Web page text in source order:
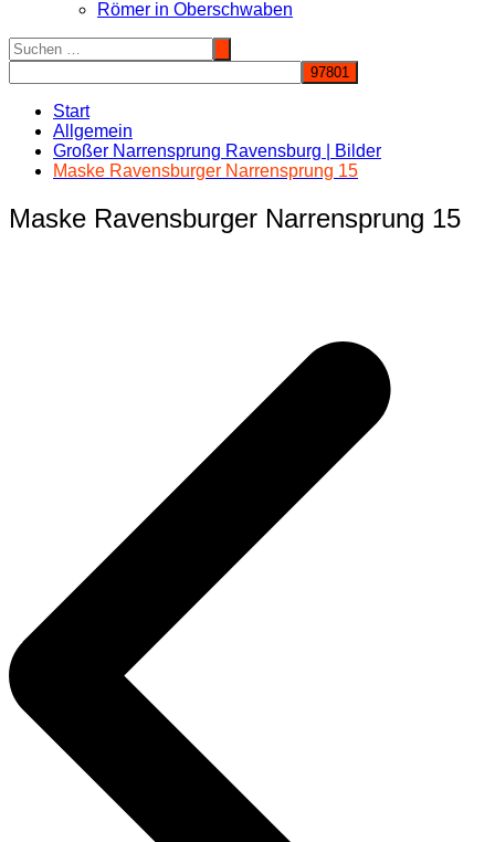
Römer in Oberschwaben
Start
Allgemein
Großer Narrensprung Ravensburg | Bilder
Maske Ravensburger Narrensprung 15
Maske Ravensburger Narrensprung 15